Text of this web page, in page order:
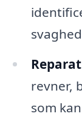
revner,
som